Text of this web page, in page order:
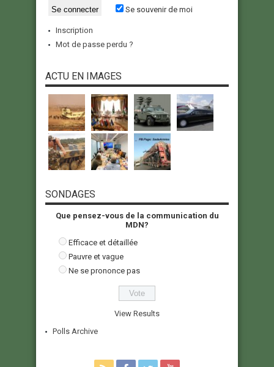
Se souvenir de moi
Inscription
Mot de passe perdu ?
ACTU EN IMAGES
SONDAGES
Que pensez-vous de la communication du
MDN?
Efficace et détaillée
Pauvre et vague
Ne se prononce pas
View Results
Polls Archive